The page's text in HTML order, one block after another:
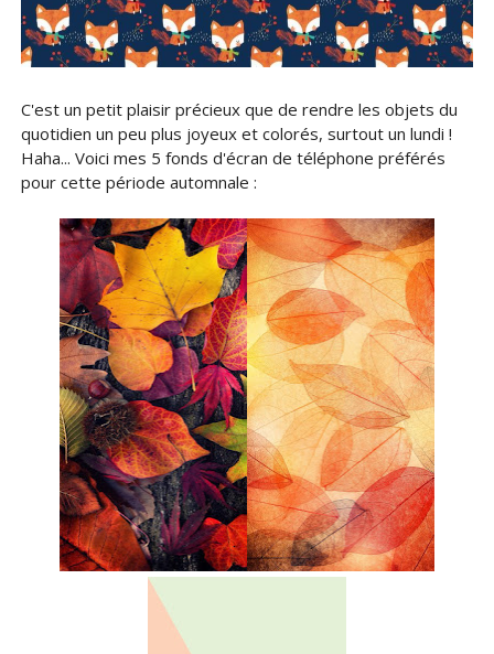
C'est un petit plaisir précieux que de rendre les objets du
quotidien un peu plus joyeux et colorés, surtout un lundi !
Haha... Voici mes 5 fonds d'écran de téléphone préférés
pour cette période automnale :